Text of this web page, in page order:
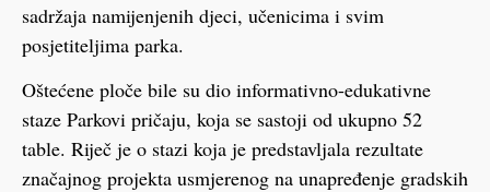
sadržaja namijenjenih djeci, učenicima i svim
posjetiteljima parka.
Oštećene ploče bile su dio informativno-edukativne
staze Parkovi pričaju, koja se sastoji od ukupno 52
table. Riječ je o stazi koja je predstavljala rezultate
značajnog projekta usmjerenog na unapređenje gradskih